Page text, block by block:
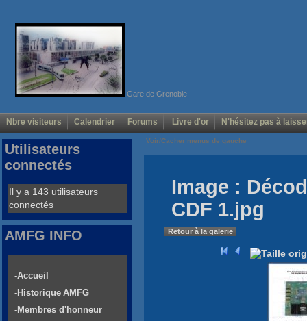
Gare de Grenoble
Nbre visiteurs Calendrier Forums Livre d'or N'hésitez pas à
Voir/Cacher menus de gauche
Image :
CDF 1.jpg
Retour à la galerie
Utilisateurs
connectés
Il y a 143 utilisateurs
connectés
AMFG INFO
-Accueil
-Historique AMFG
-Membres d'honneur